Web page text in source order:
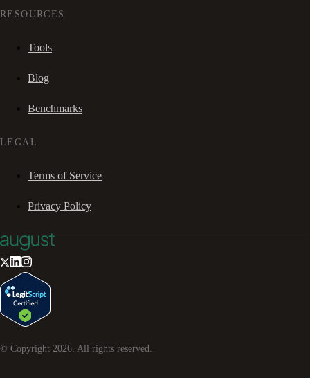
RESOURCES
Tools
Blog
Benchmarks
LEGAL
Terms of Service
Privacy Policy
© Copyright 2026 . All rights reserved.